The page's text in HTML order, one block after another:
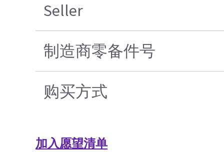
Seller
制造商零备件号
购买方式
加入愿望清单